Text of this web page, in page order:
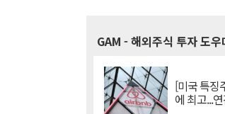
GAM - 해외주식 투자 도우
[미국 특징
에 최고...